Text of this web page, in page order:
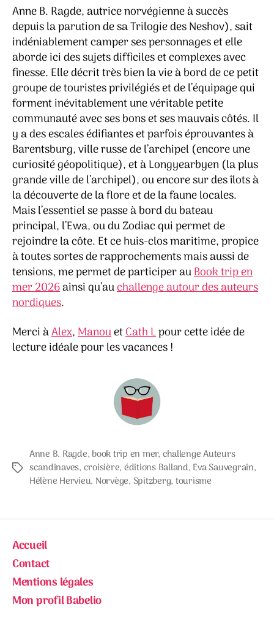
Anne B. Ragde, autrice norvégienne à succès
depuis la parution de sa Trilogie des Neshov), sait
indéniablement camper ses personnages et elle
aborde ici des sujets difficiles et complexes avec
finesse. Elle décrit très bien la vie à bord de ce petit
groupe de touristes privilégiés et de l’équipage qui
forment inévitablement une véritable petite
communauté avec ses bons et ses mauvais côtés. Il
y a des escales édifiantes et parfois éprouvantes à
Barentsburg, ville russe de l’archipel (encore une
curiosité géopolitique), et à Longyearbyen (la plus
grande ville de l’archipel), ou encore sur des îlots à
la découverte de la flore et de la faune locales.
Mais l’essentiel se passe à bord du bateau
principal, l’Ewa, ou du Zodiac qui permet de
rejoindre la côte. Et ce huis-clos maritime, propice
à toutes sortes de rapprochements mais aussi de
tensions, me permet de participer auBook trip en
mer 2026ainsi qu’auchallenge autour des auteurs
nordiques.
Merci àAlex,ManouetCath Lpour cette idée de
lecture idéale pour les vacances !
Étiquettes
Anne B. Ragde, book trip en mer, challenge Auteurs
scandinaves, croisière, éditions Balland, Eva Sauvegrain,
Hélène Hervieu, Norvège, Spitzberg, tourisme
Accueil
Contact
Mentions légales
Mon profil Babelio